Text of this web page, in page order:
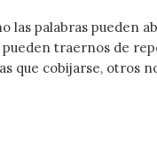
las palabras pueden
pueden traernos de
que cobijarse, otros